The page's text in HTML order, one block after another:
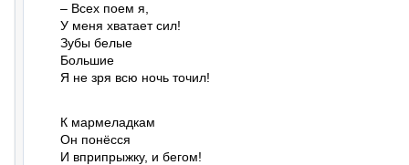
– Всех поем я,
У меня хватает сил!
Зубы белые
Большие
Я не зря всю ночь точил!
К мармеладкам
Он понёсся
И вприпрыжку, и бегом!